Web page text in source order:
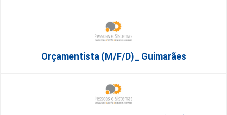
Orçamentista (m/f/d)_ Guimarães